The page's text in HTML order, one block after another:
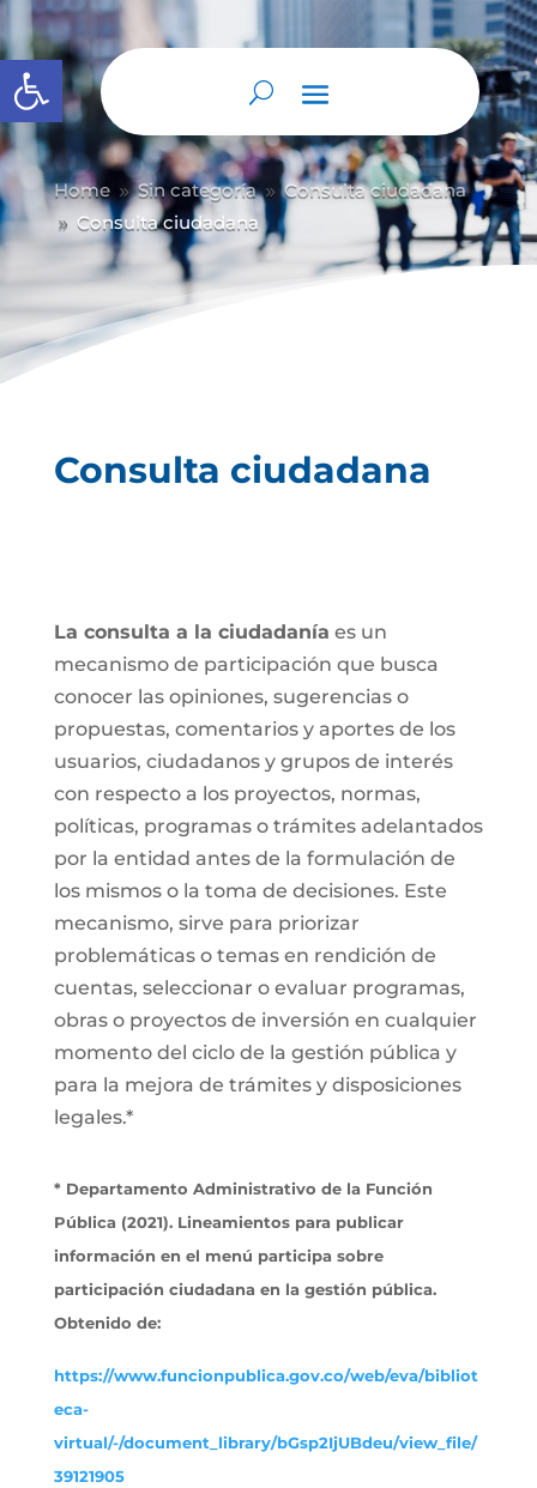
Abrir barra de herramientas
Home 9 Sin categoría 9 Consulta ciudadana
9 Consulta ciudadana
Consulta ciudadana
La consulta a la ciudadanía es un
mecanismo de participación que busca
conocer las opiniones, sugerencias o
propuestas, comentarios y aportes de los
usuarios, ciudadanos y grupos de interés
con respecto a los proyectos, normas,
políticas, programas o trámites adelantados
por la entidad antes de la formulación de
los mismos o la toma de decisiones. Este
mecanismo, sirve para priorizar
problemáticas o temas en rendición de
cuentas, seleccionar o evaluar programas,
obras o proyectos de inversión en cualquier
momento del ciclo de la gestión pública y
para la mejora de trámites y disposiciones
legales.*
* Departamento Administrativo de la Función
Pública (2021). Lineamientos para publicar
información en el menú participa sobre
participación ciudadana en la gestión pública.
Obtenido de:
https://www.funcionpublica.gov.co/web/eva/bibliot
eca-
virtual/-/document_library/bGsp2IjUBdeu/view_file/
39121905